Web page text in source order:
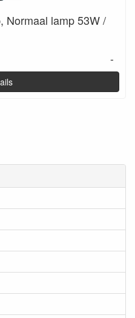
Normaal lamp 53W /
-